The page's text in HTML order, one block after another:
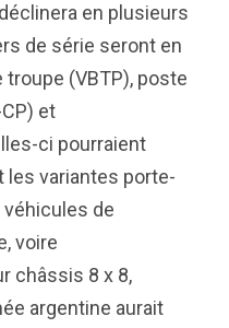
en plusieurs
de série seront en
(VBTP), poste
et
ci pourraient
les variantes porte-
de
voire
châssis 8 x 8,
argentine aurait